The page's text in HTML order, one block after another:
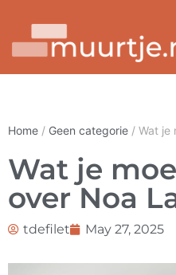
Home / Geen categorie / Wat je
Wat je
over Noa
tdefilet May 27, 2025